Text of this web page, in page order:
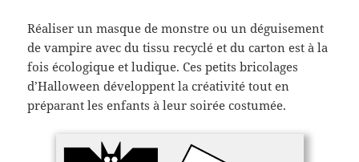
Réaliser un masque de monstre ou un déguisement
de vampire avec du tissu recyclé et du carton est à la
fois écologique et ludique. Ces petits bricolages
d’Halloween développent la créativité tout en
préparant les enfants à leur soirée costumée.